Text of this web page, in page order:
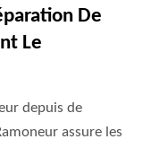
De
Le
depuis de
assure les